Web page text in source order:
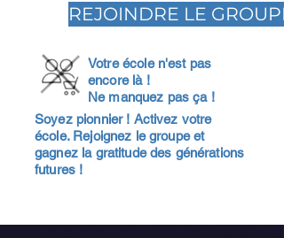
REJOINDRE LE GROUPE
Votre école n'est pas
encore là !
Ne manquez pas ça !
Soyez pionnier ! Activez votre
école. Rejoignez le groupe et
gagnez la gratitude des générations
futures !